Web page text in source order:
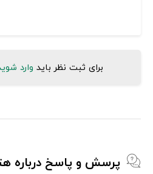
برای ثبت نظر باید وارد
پرسش و پاسخ درباره